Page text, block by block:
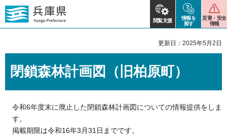
閲覧支援
情報を
探す
災害・安全
情報
更新日：2025年5月2日
閉鎖森林計画図（旧柏原町）
令和6年度末に廃止した閉鎖森林計画図についての情報提供をしま
す。
掲載期限は令和16年3月31日までです。